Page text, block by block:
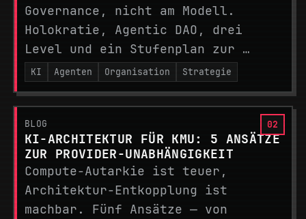
Governance, nicht am Modell.
Holokratie, Agentic DAO, drei
Level und ein Stufenplan zur …
KI Agenten Organisation Strategie
BLOG
KI-ARCHITEKTUR FÜR KMU: 5 ANSÄTZE
ZUR PROVIDER-UNABHÄNGIGKEIT
Compute-Autarkie ist teuer,
Architektur-Entkopplung ist
machbar. Fünf Ansätze — von